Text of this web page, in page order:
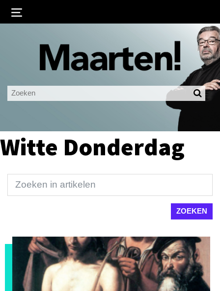
Ingelogd blijven
LOGIN
Witte Donderdag